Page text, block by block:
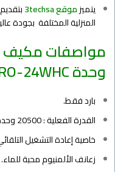
يتميزموقع 3techsa
المنزلية المختلفة بجودة
وحدة RO-24WHC:
بارد فقط.
القدرة الفعلية : 20500 وحدة.
خاصية إعادة التشغيل
زعانف الألمنيوم محبة للماء.